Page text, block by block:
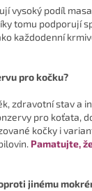
d
a
c
r
k
y
v
ý
s
vysoký podíl
tomu podporují
každodenní
pro kočku?
zdravotní stav a
pro koťata,
kočky i
Pamatujte,
jinému